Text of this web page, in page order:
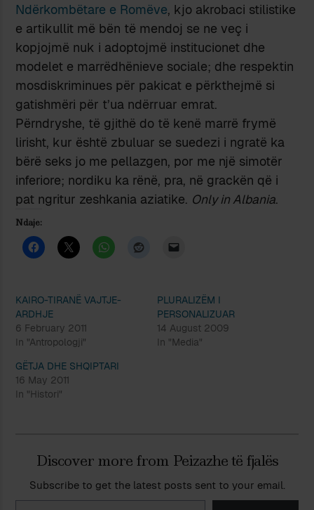
Ndërkombëtare e Romëve, kjo akrobaci stilistike
e artikullit më bën të mendoj se ne veç i
kopjojmë nuk i adoptojmë institucionet dhe
modelet e marrëdhënieve sociale; dhe respektin
mosdiskriminues për pakicat e përkthejmë si
gatishmëri për t’ua ndërruar emrat.
Përndryshe, të gjithë do të kenë marrë frymë
lirisht, kur është zbuluar se suedezi i ngratë ka
bërë seks jo me pellazgen, por me një simotër
inferiore; nordiku ka rënë, pra, në grackën që i
pat ngritur zeshkania aziatike. Only in Albania.
Ndaje:
KAIRO-TIRANË VAJTJE-
ARDHJE
6 February 2011
In "Antropologji"
PLURALIZËM I
PERSONALIZUAR
14 August 2009
In "Media"
GËTJA DHE SHQIPTARI
16 May 2011
In "Histori"
Discover more from Peizazhe të fjalës
Subscribe to get the latest posts sent to your email.
Type your email…